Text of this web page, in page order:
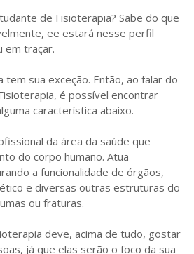
de Fisioterapia? Sabe do que
ee estará nesse perfil
em traçar.
sua exceção. Então, ao falar do
é possível encontrar
característica abaixo.
da área da saúde que
do corpo humano. Atua
a funcionalidade de órgãos,
e diversas outras estruturas do
ou fraturas.
deve, acima de tudo, gostar
já que elas serão o foco da sua